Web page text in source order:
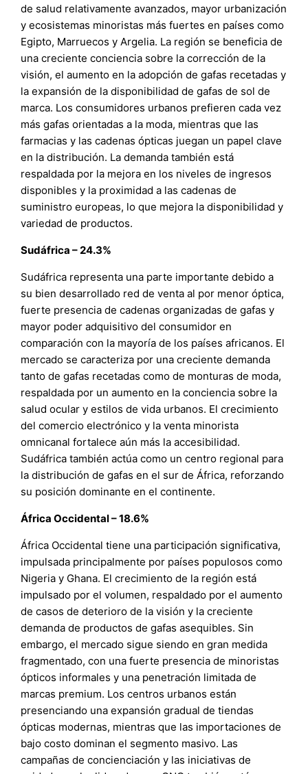
de salud relativamente avanzados, mayor urbanización
y ecosistemas minoristas más fuertes en países como
Egipto, Marruecos y Argelia. La región se beneficia de
una creciente conciencia sobre la corrección de la
visión, el aumento en la adopción de gafas recetadas y
la expansión de la disponibilidad de gafas de sol de
marca. Los consumidores urbanos prefieren cada vez
más gafas orientadas a la moda, mientras que las
farmacias y las cadenas ópticas juegan un papel clave
en la distribución. La demanda también está
respaldada por la mejora en los niveles de ingresos
disponibles y la proximidad a las cadenas de
suministro europeas, lo que mejora la disponibilidad y
variedad de productos.
Sudáfrica – 24.3%
Sudáfrica representa una parte importante debido a
su bien desarrollado red de venta al por menor óptica,
fuerte presencia de cadenas organizadas de gafas y
mayor poder adquisitivo del consumidor en
comparación con la mayoría de los países africanos. El
mercado se caracteriza por una creciente demanda
tanto de gafas recetadas como de monturas de moda,
respaldada por un aumento en la conciencia sobre la
salud ocular y estilos de vida urbanos. El crecimiento
del comercio electrónico y la venta minorista
omnicanal fortalece aún más la accesibilidad.
Sudáfrica también actúa como un centro regional para
la distribución de gafas en el sur de África, reforzando
su posición dominante en el continente.
África Occidental – 18.6%
África Occidental tiene una participación significativa,
impulsada principalmente por países populosos como
Nigeria y Ghana. El crecimiento de la región está
impulsado por el volumen, respaldado por el aumento
de casos de deterioro de la visión y la creciente
demanda de productos de gafas asequibles. Sin
embargo, el mercado sigue siendo en gran medida
fragmentado, con una fuerte presencia de minoristas
ópticos informales y una penetración limitada de
marcas premium. Los centros urbanos están
presenciando una expansión gradual de tiendas
ópticas modernas, mientras que las importaciones de
bajo costo dominan el segmento masivo. Las
campañas de concienciación y las iniciativas de